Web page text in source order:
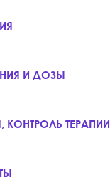
И ДОЗЫ
КОНТРОЛЬ ТЕРАПИИ